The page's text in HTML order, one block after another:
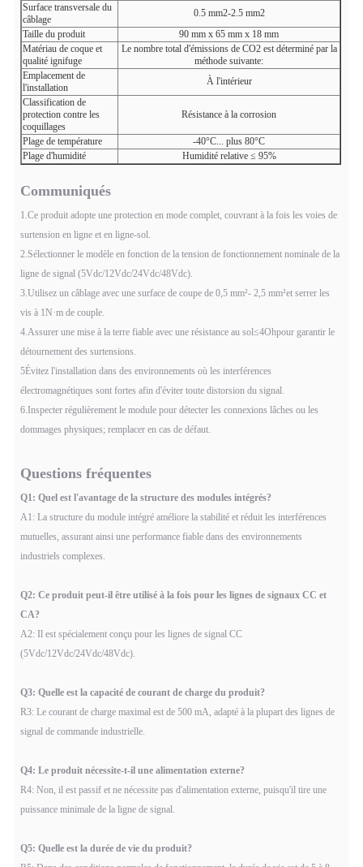
Surface transversale du
câblage
0.5 mm2-2.5 mm2
Taille du produit
90 mm x 65 mm x 18 mm
Matériau de coque et
qualité ignifuge
Le nombre total d'émissions de CO2 est déterminé par la
méthode suivante:
Emplacement de
l'installation
À l'intérieur
Classification de
protection contre les
coquillages
Résistance à la corrosion
Plage de température
-40°C... plus 80°C
Plage d'humidité
Humidité relative ≤ 95%
Communiqués
1.Ce produit adopte une protection en mode complet, couvrant à la fois les voies de
surtension en ligne et en ligne-sol.
2.Sélectionner le modèle en fonction de la tension de fonctionnement nominale de la
ligne de signal (5Vdc/12Vdc/24Vdc/48Vdc).
3.Utilisez un câblage avec une surface de coupe de 0,5 mm²- 2,5 mm²et serrer les
vis à 1N·m de couple.
4.Assurer une mise à la terre fiable avec une résistance au sol≤4Ohpour garantir le
détournement des surtensions.
5Évitez l'installation dans des environnements où les interférences
électromagnétiques sont fortes afin d'éviter toute distorsion du signal.
6.Inspecter régulièrement le module pour détecter les connexions lâches ou les
dommages physiques; remplacer en cas de défaut.
Questions fréquentes
Q1: Quel est l'avantage de la structure des modules intégrés?
A1: La structure du module intégré améliore la stabilité et réduit les interférences
mutuelles, assurant ainsi une performance fiable dans des environnements
industriels complexes.
Q2: Ce produit peut-il être utilisé à la fois pour les lignes de signaux CC et
CA?
A2: Il est spécialement conçu pour les lignes de signal CC
(5Vdc/12Vdc/24Vdc/48Vdc).
Q3: Quelle est la capacité de courant de charge du produit?
R3: Le courant de charge maximal est de 500 mA, adapté à la plupart des lignes de
signal de commande industrielle.
Q4: Le produit nécessite-t-il une alimentation externe?
R4: Non, il est passif et ne nécessite pas d'alimentation externe, puisqu'il tire une
puissance minimale de la ligne de signal.
Q5: Quelle est la durée de vie du produit?